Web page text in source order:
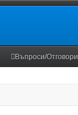
Въпроси/Отговори